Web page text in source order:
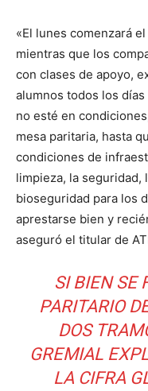
«El lunes comenzará
mientras que los
con clases de apoyo,
alumnos todos los
no esté en
mesa paritaria, hasta
condiciones de
limpieza, la
bioseguridad para los
aprestarse bien y
aseguró el titular de
SI BIEN SE
PARITARIO
DOS
GREMIAL
LA CIFRA